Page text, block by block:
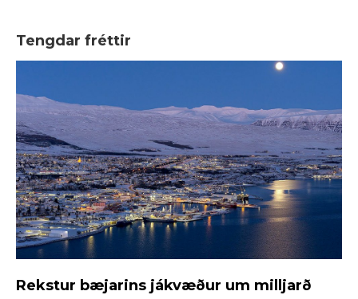
Tengdar fréttir
Rekstur bæjarins jákvæður um milljarð